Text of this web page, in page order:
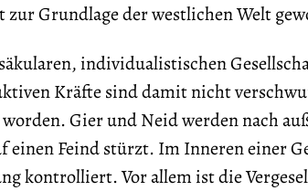
zur Grundlage der westlichen Welt
individualistischen
Kräfte sind damit nicht
Gier und Neid werden nach
einen Feind stürzt. Im Inneren einer
kontrolliert. Vor allem ist die